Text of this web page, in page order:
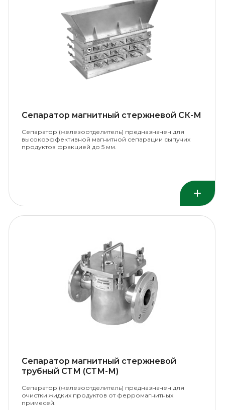
Сепаратор магнитный стержневой СК-М
Сепаратор (железоотделитель) предназначен для
высокоэффективной магнитной сепарации сыпучих
продуктов фракцией до 5 мм.
Сепаратор магнитный стержневой
трубный СТМ (СТМ-М)
Сепаратор (железоотделитель) предназначен для
очистки жидких продуктов от ферромагнитных
примесей.